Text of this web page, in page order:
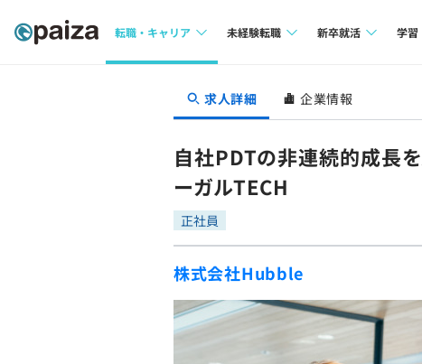
転職・キャリア
転職成功ガイド
未経験転職
求人検索
転職成功ガイド
新卒就活
本選考
インターン
就活成功ガイド
学習
4
求人詳細 企業情報
自社PDTの非連続的成長
ーガルTECH
正社員
株式会社Hubble